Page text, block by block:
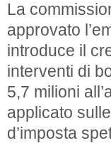
La
approvato
introduce il
interventi di
5,7 milioni
applicato
d’imposta